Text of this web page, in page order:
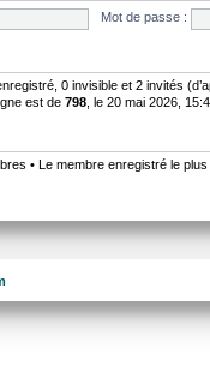
Mot de passe :
0 invisible et 2 invités
est de 798 , le 20 mai 2026,
• Le membre enregistré le